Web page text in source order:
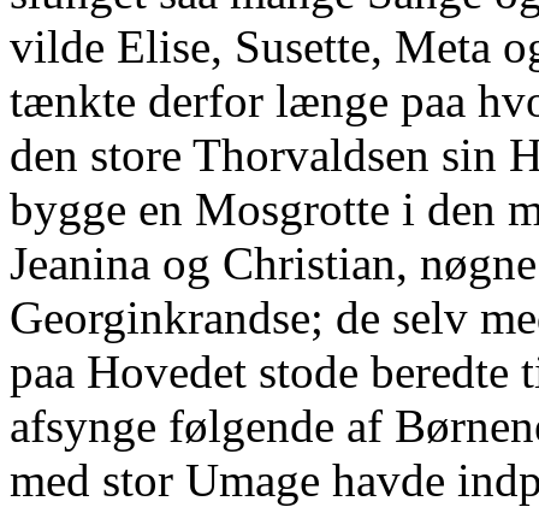
vilde Elise, Susette, Meta
tænkte derfor længe paa
den store Thorvaldsen sin
bygge en Mosgrotte i den
Jeanina og Christian,
Georginkrandse; de selv
paa Hovedet stode
afsynge følgende af
med stor Umage havde